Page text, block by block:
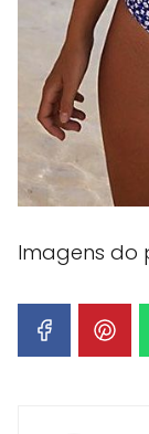
Imagens do